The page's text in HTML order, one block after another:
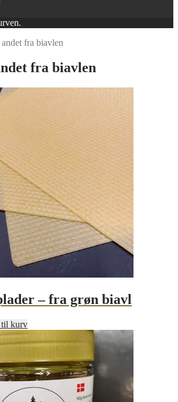
fra biavlen
fra biavlen
– fra grøn biavl
kurv